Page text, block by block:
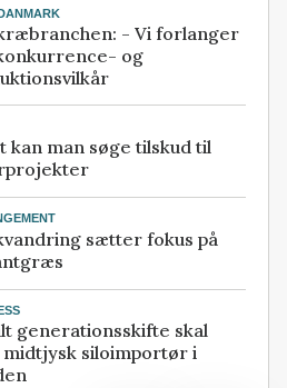
- Vi forlanger
og
kan man søge tilskud til
sætter fokus på
generationsskifte skal
siloimportør i